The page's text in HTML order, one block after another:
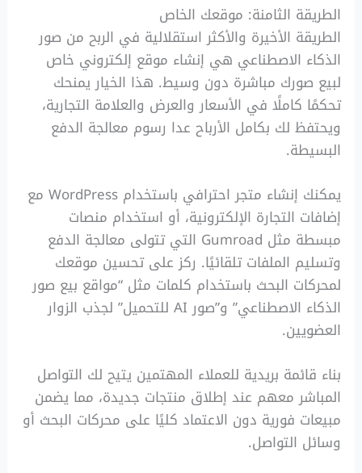
الطريقة الثامنة: موقعك الخاص
الطريقة الأخيرة والأكثر استقلالية في الربح من صور
الذكاء الاصطناعي هي إنشاء موقع إلكتروني خاص
لبيع صورك مباشرة دون وسيط. هذا الخيار يمنحك
تحكمًا كاملًا في الأسعار والعرض والعلامة التجارية،
ويحتفظ لك بكامل الأرباح عدا رسوم معالجة الدفع
البسيطة.
يمكنك إنشاء متجر احترافي باستخدام WordPress مع
إضافات التجارة الإلكترونية، أو استخدام منصات
مبسطة مثل Gumroad التي تتولى معالجة الدفع
وتسليم الملفات تلقائيًا. ركز على تحسين موقعك
لمحركات البحث باستخدام كلمات مثل “مواقع بيع صور
الذكاء الاصطناعي” و”صور AI للتحميل” لجذب الزوار
العضويين.
بناء قائمة بريدية للعملاء المهتمين يتيح لك التواصل
المباشر معهم عند إطلاق منتجات جديدة، مما يضمن
مبيعات فورية دون الاعتماد كليًا على محركات البحث أو
وسائل التواصل.